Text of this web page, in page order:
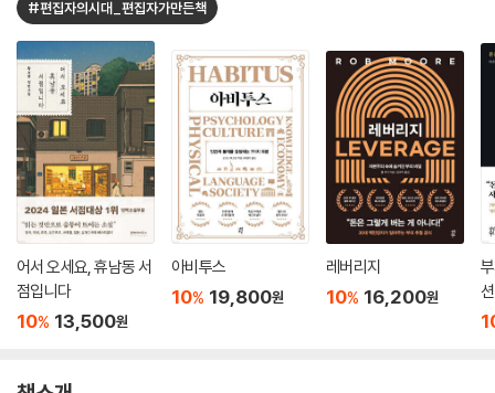
#편집자의시대_편집자가만든책
어서 오세요, 휴남동 서
점입니다
10% 13,500원
아비투스
10% 19,800원
레버리지
10% 16,200원